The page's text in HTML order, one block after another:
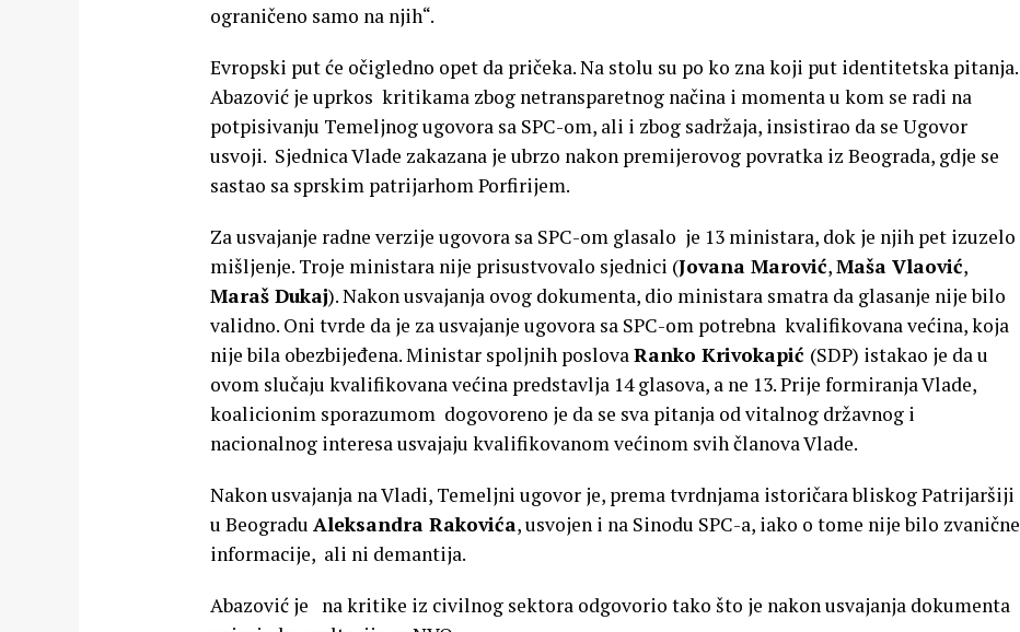
ograničeno samo na njih“.
Evropski put će očigledno opet da pričeka. Na stolu su po ko zna koji put identitetska pitanja.
Abazović je uprkos kritikama zbog netransparetnog načina i momenta u kom se radi na
potpisivanju Temeljnog ugovora sa SPC-om, ali i zbog sadržaja, insistirao da se Ugovor
usvoji. Sjednica Vlade zakazana je ubrzo nakon premijerovog povratka iz Beograda, gdje se
sastao sa sprskim patrijarhom Porfirijem.
Za usvajanje radne verzije ugovora sa SPC-om glasalo je 13 ministara, dok je njih pet izuzelo
mišljenje. Troje ministara nije prisustvovalo sjednici (Jovana Marović,Maša Vlaović,
Maraš Dukaj). Nakon usvajanja ovog dokumenta, dio ministara smatra da glasanje nije bilo
validno. Oni tvrde da je za usvajanje ugovora sa SPC-om potrebna kvalifikovana većina, koja
nije bila obezbijeđena. Ministar spoljnih poslovaRanko Krivokapić (SDP) istakao je da u
ovom slučaju kvalifikovana većina predstavlja 14 glasova, a ne 13. Prije formiranja Vlade,
koalicionim sporazumom dogovoreno je da se sva pitanja od vitalnog državnog i
nacionalnog interesa usvajaju kvalifikovanom većinom svih članova Vlade.
Nakon usvajanja na Vladi, Temeljni ugovor je, prema tvrdnjama istoričara bliskog Patrijaršiji
u Beogradu Aleksandra Rakovića, usvojen i na Sinodu SPC-a, iako o tome nije bilo zvanične
informacije, ali ni demantija.
Abazović je na kritike iz civilnog sektora odgovorio tako što je nakon usvajanja dokumenta